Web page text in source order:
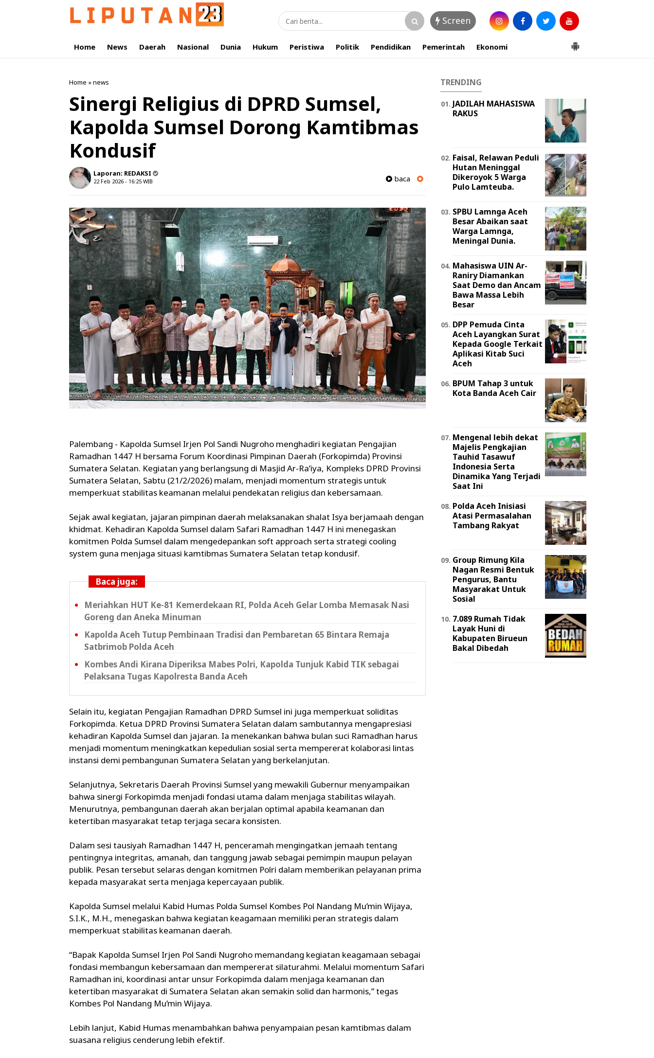
Screen
Home News Daerah Nasional Dunia Hukum Peristiwa Politik Pendidikan Pemerintah Ekonomi
Home »news
Sinergi Religius di DPRD Sumsel,
Kapolda Sumsel Dorong Kamtibmas
Kondusif
Laporan: REDAKSI
22 Feb 2026 - 16:25 WIB baca
Palembang - Kapolda Sumsel Irjen Pol Sandi Nugroho menghadiri kegiatan Pengajian
Ramadhan 1447 H bersama Forum Koordinasi Pimpinan Daerah (Forkopimda) Provinsi
Sumatera Selatan. Kegiatan yang berlangsung di Masjid Ar-Ra’iya, Kompleks DPRD Provinsi
Sumatera Selatan, Sabtu (21/2/2026) malam, menjadi momentum strategis untuk
memperkuat stabilitas keamanan melalui pendekatan religius dan kebersamaan.
Sejak awal kegiatan, jajaran pimpinan daerah melaksanakan shalat Isya berjamaah dengan
khidmat. Kehadiran Kapolda Sumsel dalam Safari Ramadhan 1447 H ini menegaskan
komitmen Polda Sumsel dalam mengedepankan soft approach serta strategi cooling
system guna menjaga situasi kamtibmas Sumatera Selatan tetap kondusif.
Baca juga:
Meriahkan HUT Ke-81 Kemerdekaan RI, Polda Aceh Gelar Lomba Memasak Nasi
Goreng dan Aneka Minuman
Kapolda Aceh Tutup Pembinaan Tradisi dan Pembaretan 65 Bintara Remaja
Satbrimob Polda Aceh
Kombes Andi Kirana Diperiksa Mabes Polri, Kapolda Tunjuk Kabid TIK sebagai
Pelaksana Tugas Kapolresta Banda Aceh
Selain itu, kegiatan Pengajian Ramadhan DPRD Sumsel ini juga memperkuat soliditas
Forkopimda. Ketua DPRD Provinsi Sumatera Selatan dalam sambutannya mengapresiasi
kehadiran Kapolda Sumsel dan jajaran. Ia menekankan bahwa bulan suci Ramadhan harus
menjadi momentum meningkatkan kepedulian sosial serta mempererat kolaborasi lintas
instansi demi pembangunan Sumatera Selatan yang berkelanjutan.
Selanjutnya, Sekretaris Daerah Provinsi Sumsel yang mewakili Gubernur menyampaikan
bahwa sinergi Forkopimda menjadi fondasi utama dalam menjaga stabilitas wilayah.
Menurutnya, pembangunan daerah akan berjalan optimal apabila keamanan dan
ketertiban masyarakat tetap terjaga secara konsisten.
Dalam sesi tausiyah Ramadhan 1447 H, penceramah mengingatkan jemaah tentang
pentingnya integritas, amanah, dan tanggung jawab sebagai pemimpin maupun pelayan
publik. Pesan tersebut selaras dengan komitmen Polri dalam memberikan pelayanan prima
kepada masyarakat serta menjaga kepercayaan publik.
Kapolda Sumsel melalui Kabid Humas Polda Sumsel Kombes Pol Nandang Mu’min Wijaya,
S.I.K., M.H., menegaskan bahwa kegiatan keagamaan memiliki peran strategis dalam
memperkuat stabilitas keamanan daerah.
“Bapak Kapolda Sumsel Irjen Pol Sandi Nugroho memandang kegiatan keagamaan sebagai
fondasi membangun kebersamaan dan mempererat silaturahmi. Melalui momentum Safari
Ramadhan ini, koordinasi antar unsur Forkopimda dalam menjaga keamanan dan
ketertiban masyarakat di Sumatera Selatan akan semakin solid dan harmonis,” tegas
Kombes Pol Nandang Mu’min Wijaya.
Lebih lanjut, Kabid Humas menambahkan bahwa penyampaian pesan kamtibmas dalam
suasana religius cenderung lebih efektif.
TRENDING
JADILAH MAHASISWA
RAKUS
Faisal, Relawan Peduli
Hutan Meninggal
Dikeroyok 5 Warga
Pulo Lamteuba.
SPBU Lamnga Aceh
Besar Abaikan saat
Warga Lamnga,
Meningal Dunia.
Mahasiswa UIN Ar-
Raniry Diamankan
Saat Demo dan Ancam
Bawa Massa Lebih
Besar
DPP Pemuda Cinta
Aceh Layangkan Surat
Kepada Google Terkait
Aplikasi Kitab Suci
Aceh
BPUM Tahap 3 untuk
Kota Banda Aceh Cair
Mengenal lebih dekat
Majelis Pengkajian
Tauhid Tasawuf
Indonesia Serta
Dinamika Yang Terjadi
Saat Ini
Polda Aceh Inisiasi
Atasi Permasalahan
Tambang Rakyat
Group Rimung Kila
Nagan Resmi Bentuk
Pengurus, Bantu
Masyarakat Untuk
Sosial
7.089 Rumah Tidak
Layak Huni di
Kabupaten Birueun
Bakal Dibedah